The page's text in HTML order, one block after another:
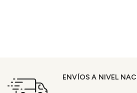
ENVÍOS A NIVEL